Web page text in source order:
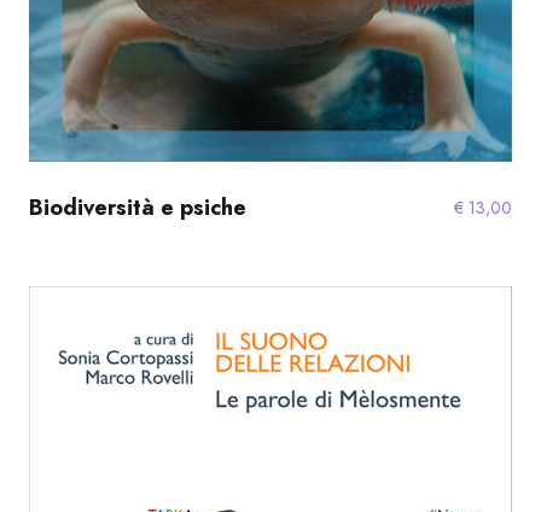
Biodiversità e psiche € 13,00